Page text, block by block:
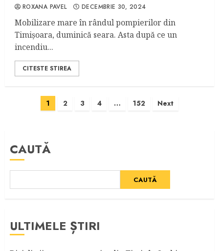
ROXANA PAVEL DECEMBRIE 30, 2024
Mobilizare mare în rândul pompierilor din
Timișoara, duminică seara. Asta după ce un
incendiu...
CITESTE STIREA
Paginație
1 2 3 4 … 152 Next
CAUTĂ
CAUTĂ
ULTIMELE ȘTIRI